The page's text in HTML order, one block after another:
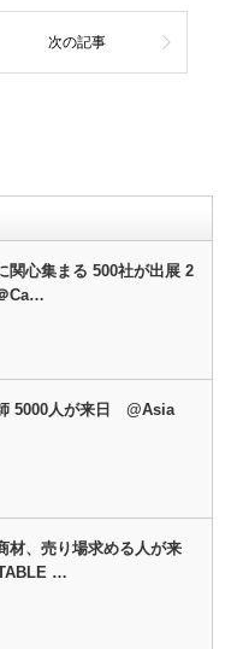
次の記事
関心集まる 500社が出展 2
Ca…
5000人が来日 @Asia
材、売り場求める人が来
…